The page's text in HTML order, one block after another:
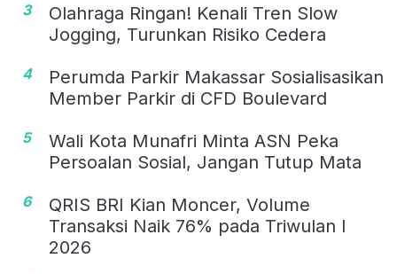
3
Olahraga Ringan! Kenali Tren Slow
Jogging, Turunkan Risiko Cedera
4
Perumda Parkir Makassar Sosialisasikan
Member Parkir di CFD Boulevard
5
Wali Kota Munafri Minta ASN Peka
Persoalan Sosial, Jangan Tutup Mata
6
QRIS BRI Kian Moncer, Volume
Transaksi Naik 76% pada Triwulan I
2026